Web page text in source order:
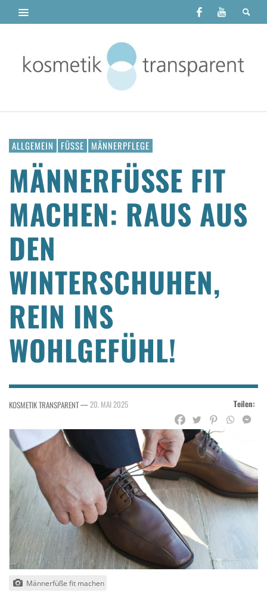
ALLGEMEIN FÜSSE MÄNNERPFLEGE
MÄNNERFÜSSE FIT M
ACHEN: RAUS AUS D
EN W
INTERSCHUHEN, R
EIN INS W
OHLGEFÜHL!
Teilen:
KOSMETIK TRANSPARENT— 20. MAI 2025
Männerfüße fit machen